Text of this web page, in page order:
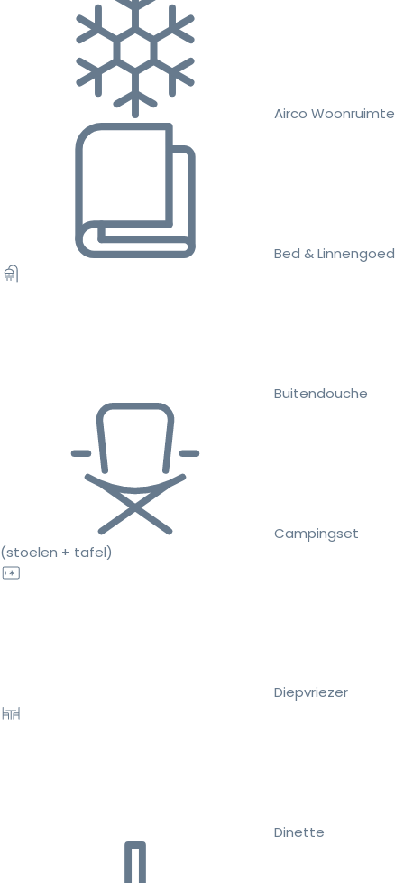
Airco Woonruimte
Bed & Linnengoed
Buitendouche
Campingset
(stoelen + tafel)
Diepvriezer
Dinette